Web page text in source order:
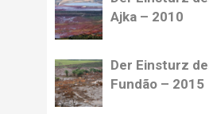
Ajka – 2010
Der Einsturz
Fundão – 2015